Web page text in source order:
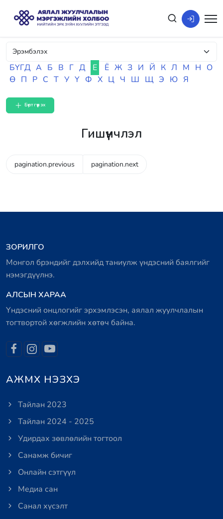
БҮГД А Б В Г Д Е Ё Ж З И Й К Л М Н О
Ө П Р С Т У Ү Ф Х Ц Ч Ш Щ Э Ю Я
Бүртгүүлэх
Гишүүнчлэл
pagination.previous pagination.next
ЗОРИЛГО
Монгол брэндийг дэлхийд таниулж үндэсний баялгийг
нэмэгдүүлнэ.
АЛСЫН ХАРАА
Үндэсний онцлогийг эрхэмлэсэн, аялал жуулчлалын
тогтвортой хөгжлийн хөтөч байна.
АЖМХ НЭЗХЭ
Тайлан 2023
Тайлан 2024 - 2025
Удирдах зөвлөлийн тогтоол
Санамж бичиг
Онлайн сэтгүүл
Медиа сан
Санал хүсэлт